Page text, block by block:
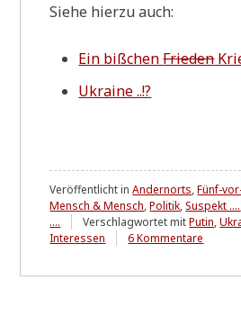
Sie­he hier­zu auch:
Ein biß­chenFrie­den
Ukrai­ne ..!?
Veröffentlicht inAndernorts,Fünf-
Mensch & Mensch,Politik,Suspekt ....
....
Verschlagwortet mitPutin,
Interessen
6 Kommentare